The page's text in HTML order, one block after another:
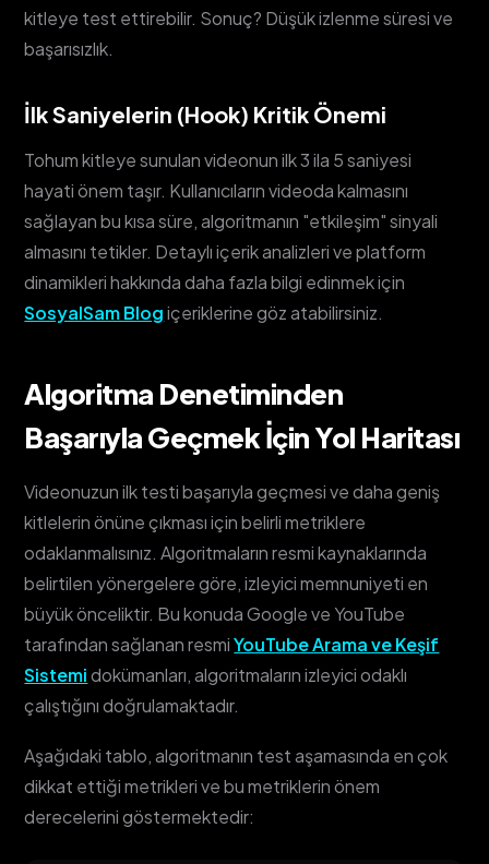
kitleye test ettirebilir. Sonuç? Düşük izlenme süresi ve
başarısızlık.
İlk Saniyelerin (Hook) Kritik Önemi
Tohum kitleye sunulan videonun ilk 3 ila 5 saniyesi
hayati önem taşır. Kullanıcıların videoda kalmasını
sağlayan bu kısa süre, algoritmanın "etkileşim" sinyali
almasını tetikler. Detaylı içerik analizleri ve platform
dinamikleri hakkında daha fazla bilgi edinmek için
SosyalSam Blogiçeriklerine göz atabilirsiniz.
Algoritma Denetiminden
Başarıyla Geçmek İçin Yol Haritası
Videonuzun ilk testi başarıyla geçmesi ve daha geniş
kitlelerin önüne çıkması için belirli metriklere
odaklanmalısınız. Algoritmaların resmi kaynaklarında
belirtilen yönergelere göre, izleyici memnuniyeti en
büyük önceliktir. Bu konuda Google ve YouTube
tarafından sağlanan resmiYouTube Arama ve Keşif
Sistemidokümanları, algoritmaların izleyici odaklı
çalıştığını doğrulamaktadır.
Aşağıdaki tablo, algoritmanın test aşamasında en çok
dikkat ettiği metrikleri ve bu metriklerin önem
derecelerini göstermektedir: